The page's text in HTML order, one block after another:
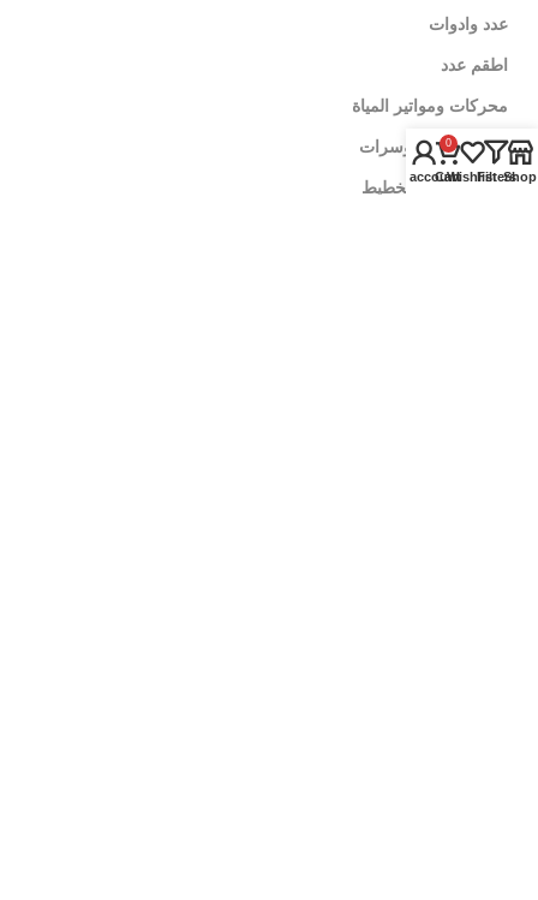
عدد وادوات
اطقم عدد
محركات ومواتير المياة
الالات والكمبروسرات
ادوات قياس وتخطيط
Shop
Filters
Wishlist
0
Cart
My account